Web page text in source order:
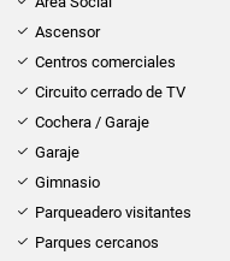
Ascensor
Centros comerciales
Circuito cerrado de TV
Cochera / Garaje
Garaje
Gimnasio
Parqueadero visitantes
Parques cercanos